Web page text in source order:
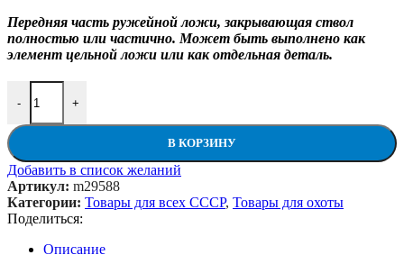
Передняя часть ружейной ложи, закрывающая ствол
полностью или частично. Может быть выполнено как
элемент цельной ложи или как отдельная деталь.
-
Количество товара Цевье для ружья широкое
+
В КОРЗИНУ
Добавить в список желаний
Артикул: m29588
Категории: Товары для всех СССР, Товары для охоты
Поделиться:
Описание